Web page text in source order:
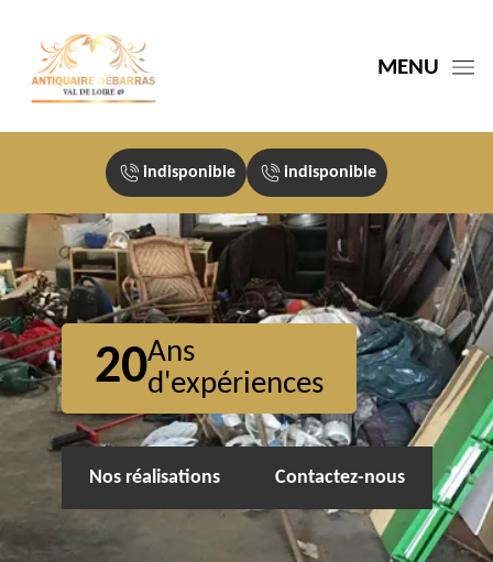
MENU
indisponible indisponible
20Ans
d'expériences
Nos réalisations Contactez-nous